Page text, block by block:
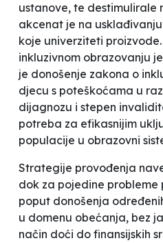
ustanove, te destimulirale
akcenat je na
koje univerziteti
inkluzivnom obrazovanju
je donošenje zakona o
djecu s poteškoćama u
dijagnozu i stepen
potreba za efikasnijim
populacije u obrazovni
Strategije provođenja
dok za pojedine probleme
poput donošenja
u domenu obećanja, bez
način doći do finansijskih